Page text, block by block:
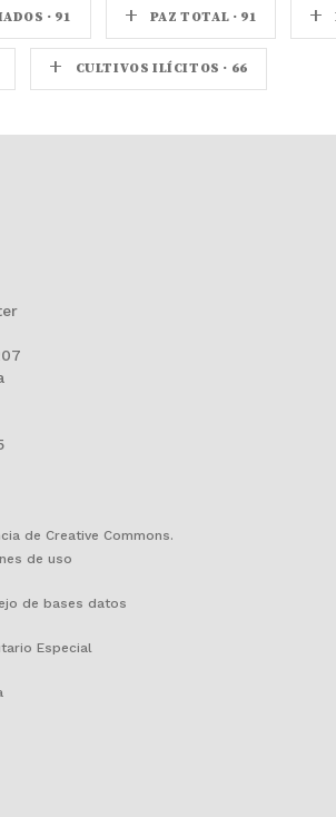
· 91 + PAZ TOTAL · 91 +
+ CULTIVOS ILÍCITOS · 66
de Creative Commons.
de uso
de bases datos
Especial